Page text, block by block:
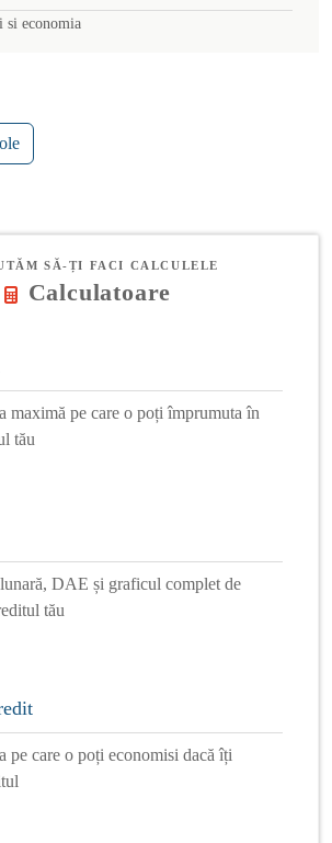
si economia
SĂ-ȚI FACI CALCULELE
Calculatoare
maximă pe care o poți împrumuta în
tău
DAE și graficul complet de
tău
pe care o poți economisi dacă îți